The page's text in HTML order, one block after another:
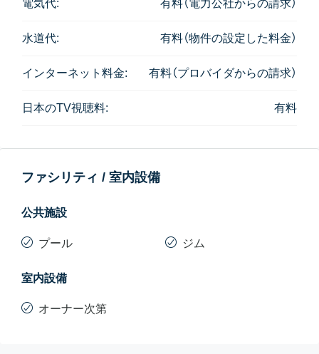
電気代: 有料（電力公社からの請求）
水道代: 有料（物件の設定した料金）
インターネット料金: 有料（プロバイダからの請求）
日本のTV視聴料: 有料
ファシリティ / 室内設備
公共施設
プール ジム
室内設備
オーナー次第